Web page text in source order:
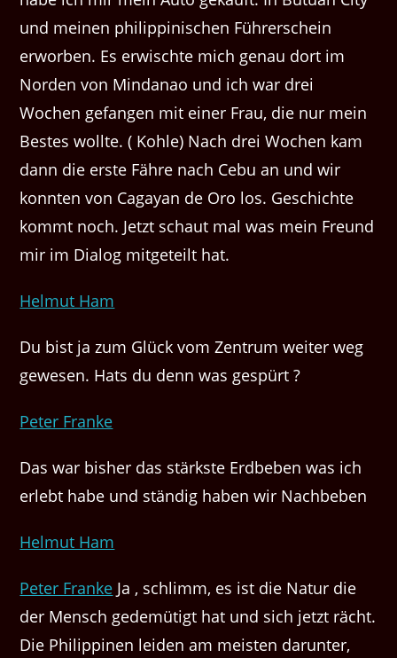
und meinen philippinischen Führerschein
erworben. Es erwischte mich genau dort im
Norden von Mindanao und ich war drei
Wochen gefangen mit einer Frau, die nur mein
Bestes wollte. ( Kohle) Nach drei Wochen kam
dann die erste Fähre nach Cebu an und wir
konnten von Cagayan de Oro los. Geschichte
kommt noch. Jetzt schaut mal was mein Freund
mir im Dialog mitgeteilt hat.
Helmut Ham
Du bist ja zum Glück vom Zentrum weiter weg
gewesen. Hats du denn was gespürt ?
Peter Franke
Das war bisher das stärkste Erdbeben was ich
erlebt habe und ständig haben wir Nachbeben
Helmut Ham
Peter Franke Ja , schlimm, es ist die Natur die
der Mensch gedemütigt hat und sich jetzt rächt.
Die Philippinen leiden am meisten darunter,